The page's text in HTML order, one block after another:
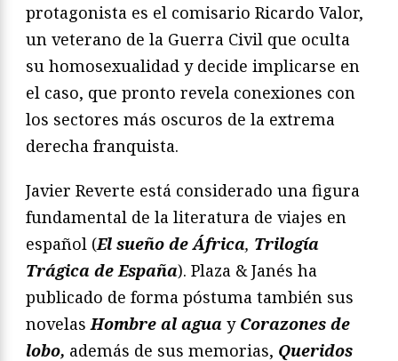
protagonista es el comisario Ricardo Valor,
un veterano de la Guerra Civil que oculta
su homosexualidad y decide implicarse en
el caso, que pronto revela conexiones con
los sectores más oscuros de la extrema
derecha franquista.
Javier Reverte está considerado una figura
fundamental de la literatura de viajes en
español (El sueño de África, Trilogía
Trágica de España). Plaza & Janés ha
publicado de forma póstuma también sus
novelasHombre al agua y Corazones de
lobo, además de sus memorias, Queridos